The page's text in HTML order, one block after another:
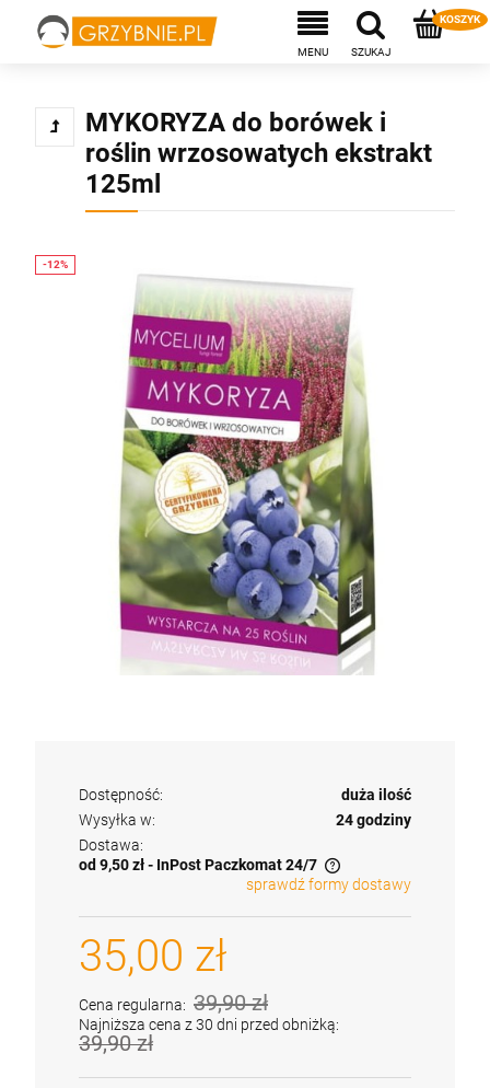
Grzybnia Kurka - Pieprznik jadalny
25,00 zł
Cena regularna:27,90 zł
Grzybnia Kurka - Pieprznik jadalny
25,00 zł
Cena regularna:27,90 zł
MYKORYZA do borówek i
roślin wrzosowatych ekstrakt
125ml
Dostępność:
duża ilość
Wysyłka w:
24 godziny
Dostawa:
od 9,50 zł- InPost Paczkomat 24/7
Cena nie zawiera ewentualnych kosztów płatności
sprawdź formy dostawy
35,00 zł
Cena regularna: 39,90 zł
Najniższa cena z 30 dni przed obniżką:
39,90 zł